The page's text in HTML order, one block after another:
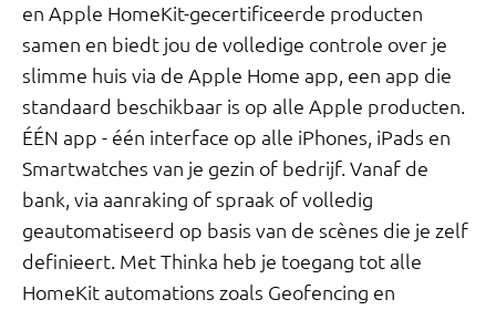
en Apple HomeKit-gecertificeerde producten
samen en biedt jou de volledige controle over je
slimme huis via de Apple Home app, een app die
standaard beschikbaar is op alle Apple producten.
ÉÉN app - één interface op alle iPhones, iPads en
Smartwatches van je gezin of bedrijf. Vanaf de
bank, via aanraking of spraak of volledig
geautomatiseerd op basis van de scènes die je zelf
definieert. Met Thinka heb je toegang tot alle
HomeKit automations zoals Geofencing en